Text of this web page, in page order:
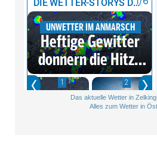
Das aktuelle Wetter in
Alles zum Wetter in